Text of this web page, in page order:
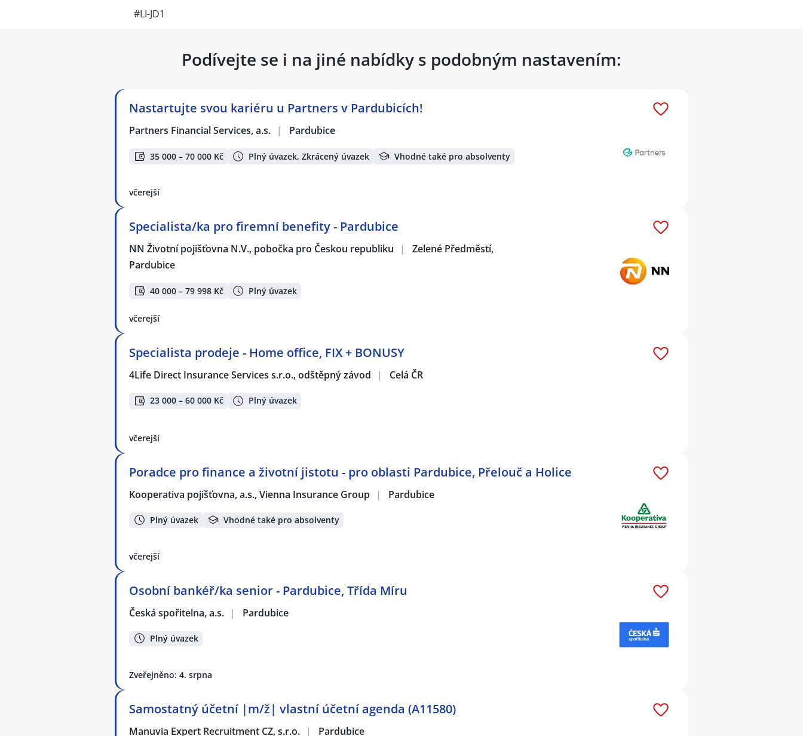
#LI-JD1
Podívejte se i na jiné nabídky s podobným nastavením:
Nastartujte svou kariéru u Partners v Pardubicích!
Partners Financial Services, a.s. | Pardubice
35 000 – 70 000 Kč Plný úvazek, Zkrácený úvazek Vhodné také pro absolventy
včerejší
Specialista/ka pro firemní benefity - Pardubice
NN Životní pojišťovna N.V., pobočka pro Českou republiku |
Zelené Předměstí,
Pardubice
40 000 – 79 998 Kč Plný úvazek
včerejší
Specialista prodeje - Home office, FIX + BONUSY
4Life Direct Insurance Services s.r.o., odštěpný závod | Celá ČR
23 000 – 60 000 Kč Plný úvazek
včerejší
Poradce pro finance a životní jistotu - pro oblasti Pardubice, Přelouč a Holice
Kooperativa pojišťovna, a.s., Vienna Insurance Group | Pardubice
Plný úvazek Vhodné také pro absolventy
včerejší
Osobní bankéř/ka senior - Pardubice, Třída Míru
Česká spořitelna, a.s. | Pardubice
Plný úvazek
Zveřejněno: 4. srpna
Samostatný účetní |m/ž| vlastní účetní agenda (A11580)
Manuvia Expert Recruitment CZ, s.r.o. | Pardubice